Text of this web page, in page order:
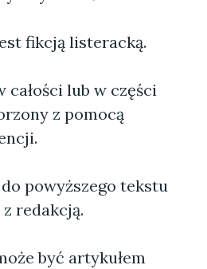
fikcją listeracką.
całości lub w części
z pomocą
powyższego tekstu
redakcją.
być artykułem